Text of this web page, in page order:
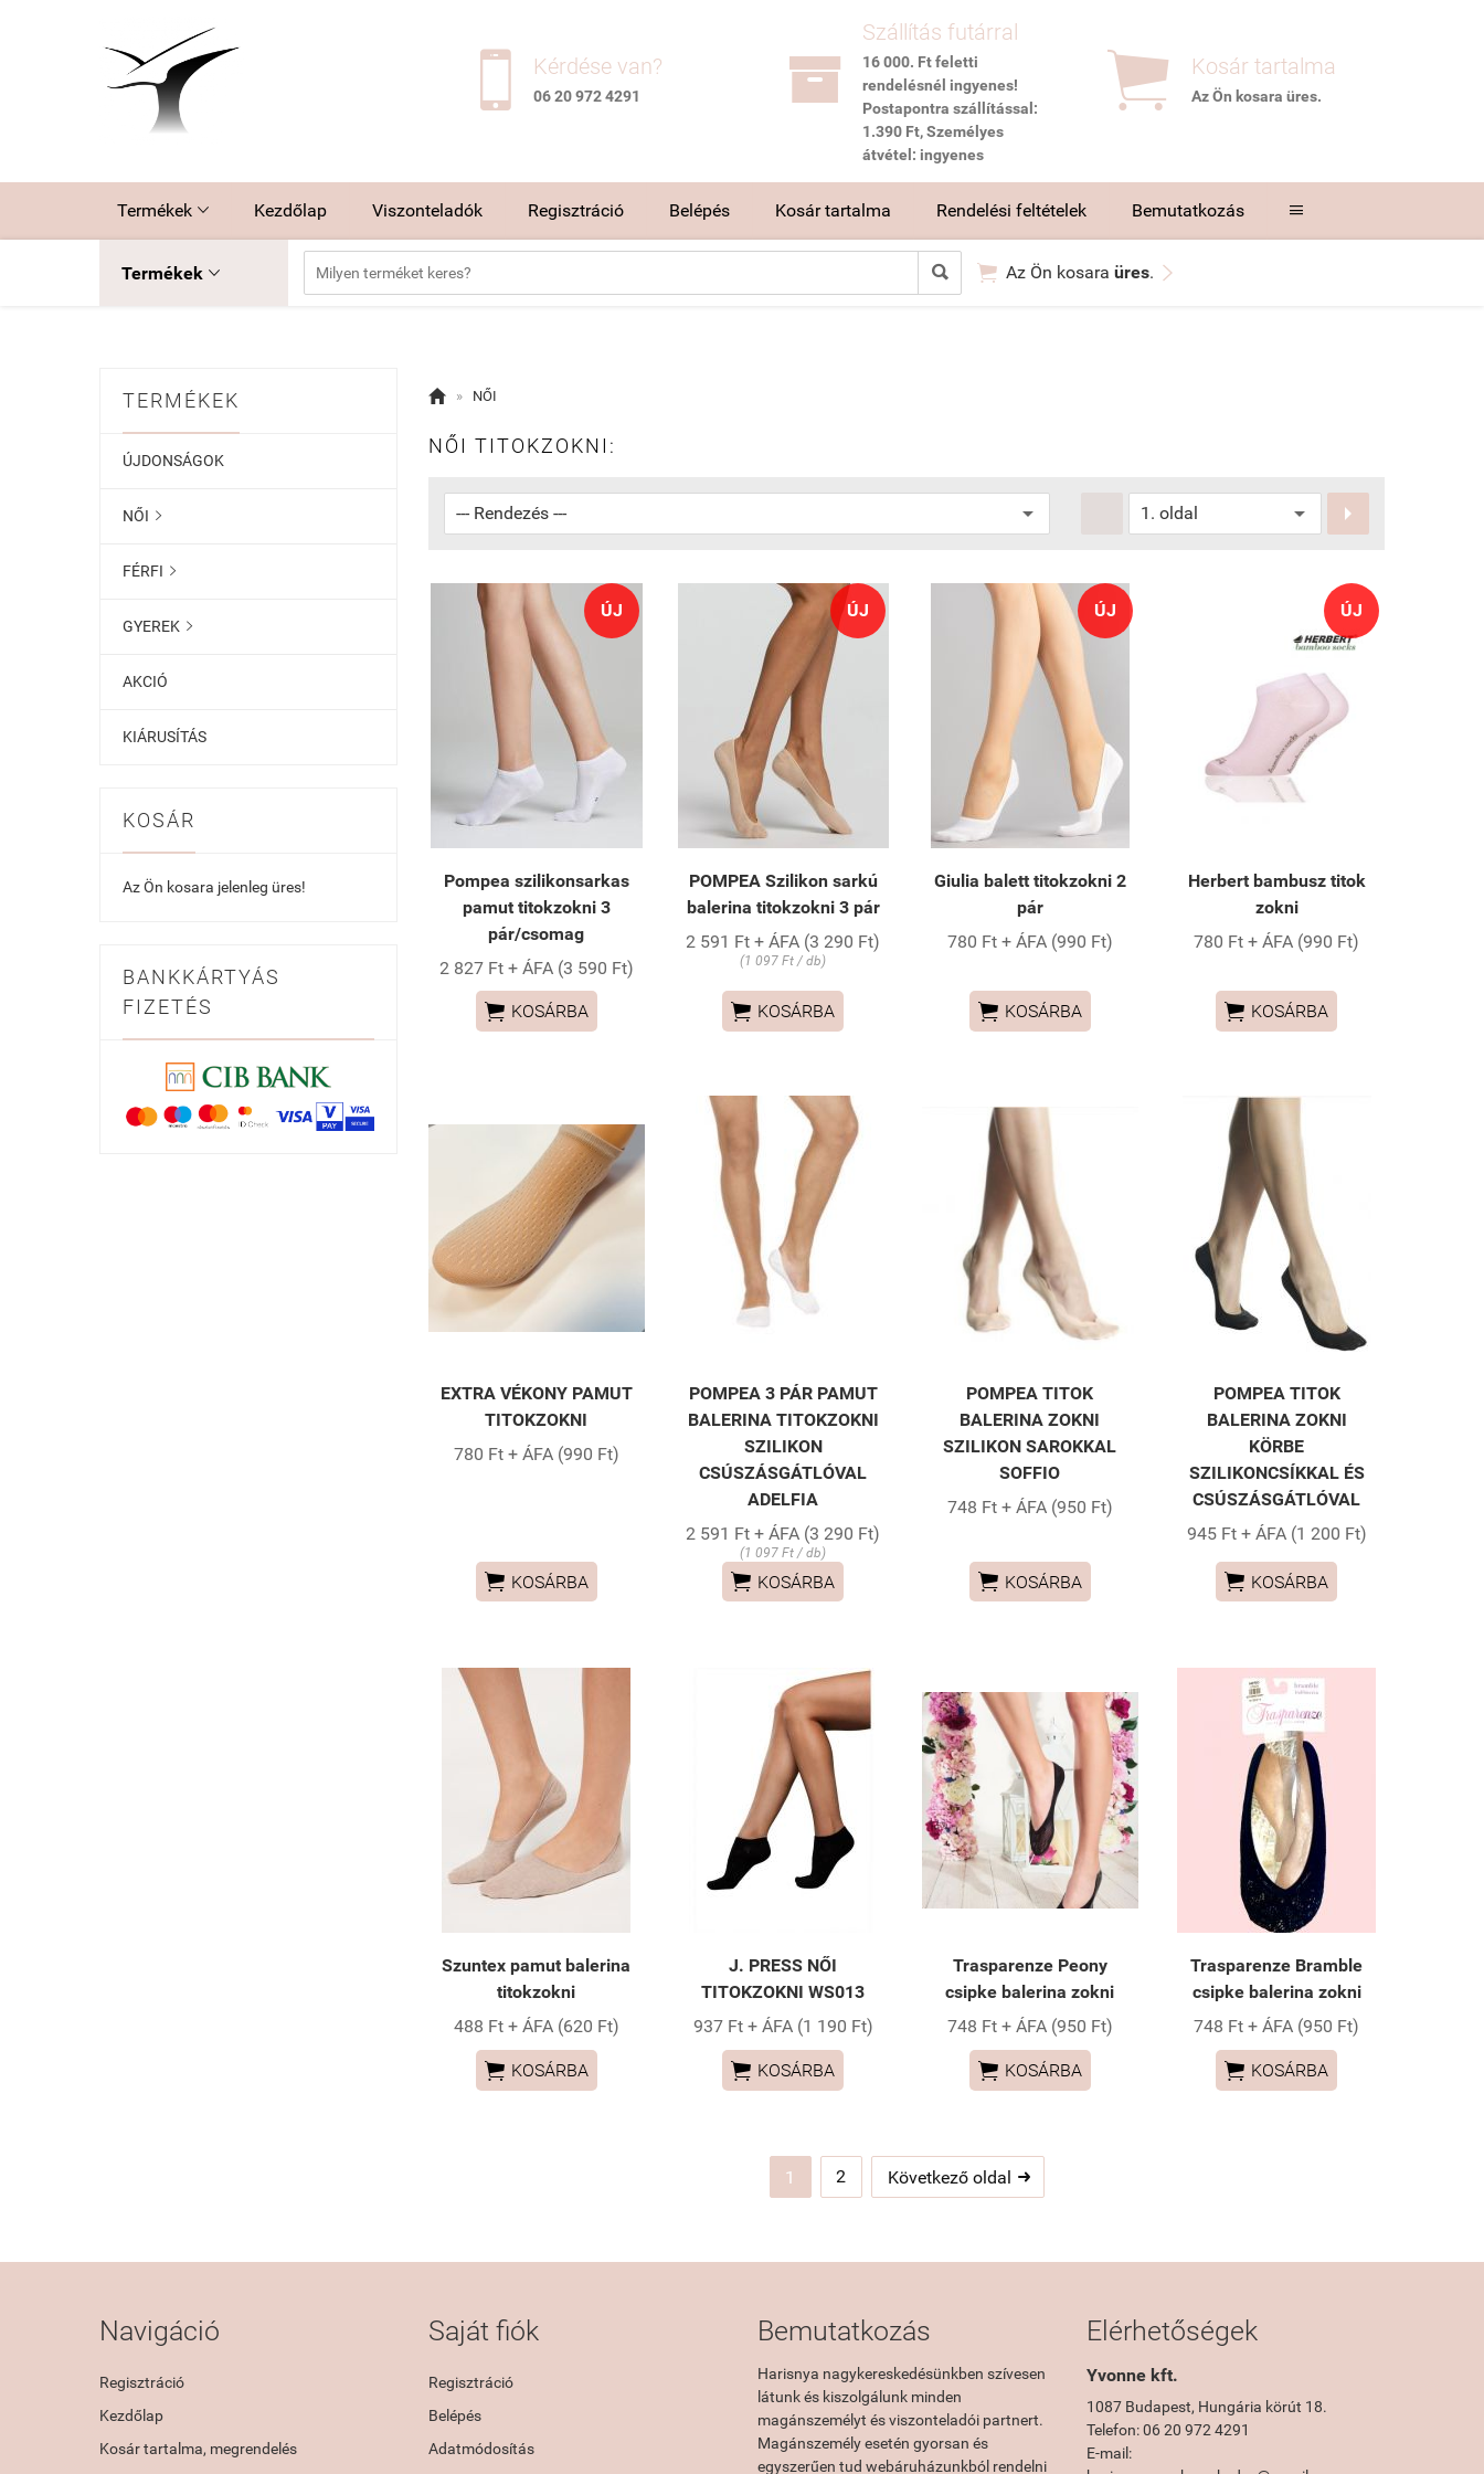
 Kérdése van?
06 20 972 4291 
Szállítás futárral
16 000. Ft feletti
rendelésnél ingyenes!
Postapontra szállítással:
1.390 Ft, Személyes
átvétel: ingyenes
 Kosár tartalma
Az Ön kosaraüres.
Termékek  Kezdőlap Viszonteladók Regisztráció Belépés Kosár tartalma Rendelési feltételek Bemutatkozás 
Termékek    Az Ön kosara üres. 
TERMÉKEK
ÚJDONSÁGOK
NŐI 
FÉRFI 
GYEREK 
AKCIÓ
KIÁRUSÍTÁS
KOSÁR
Az Ön kosara jelenleg üres!
BANKKÁRTYÁS
FIZETÉS
 » NŐI
NŐI TITOKZOKNI:

ÚJ
Pompea szilikonsarkas
pamut titokzokni 3
pár/csomag
2 827 Ft + ÁFA (3 590 Ft)
 KOSÁRBA
ÚJ
POMPEA Szilikon sarkú
balerina titokzokni 3 pár
2 591 Ft + ÁFA (3 290 Ft)
(1 097 Ft / db)
 KOSÁRBA
ÚJ
Giulia balett titokzokni 2
pár
780 Ft + ÁFA (990 Ft)
 KOSÁRBA
ÚJ
Herbert bambusz titok
zokni
780 Ft + ÁFA (990 Ft)
 KOSÁRBA
EXTRA VÉKONY PAMUT
TITOKZOKNI
780 Ft + ÁFA (990 Ft)
 KOSÁRBA
POMPEA 3 PÁR PAMUT
BALERINA TITOKZOKNI
SZILIKON
CSÚSZÁSGÁTLÓVAL
ADELFIA
2 591 Ft + ÁFA (3 290 Ft)
(1 097 Ft / db)
 KOSÁRBA
POMPEA TITOK
BALERINA ZOKNI
SZILIKON SAROKKAL
SOFFIO
748 Ft + ÁFA (950 Ft)
 KOSÁRBA
POMPEA TITOK
BALERINA ZOKNI
KÖRBE
SZILIKONCSÍKKAL ÉS
CSÚSZÁSGÁTLÓVAL
945 Ft + ÁFA (1 200 Ft)
 KOSÁRBA
Szuntex pamut balerina
titokzokni
488 Ft + ÁFA (620 Ft)
 KOSÁRBA
J. PRESS NŐI
TITOKZOKNI WS013
937 Ft + ÁFA (1 190 Ft)
 KOSÁRBA
Trasparenze Peony
csipke balerina zokni
748 Ft + ÁFA (950 Ft)
 KOSÁRBA
Trasparenze Bramble
csipke balerina zokni
748 Ft + ÁFA (950 Ft)
 KOSÁRBA
1 2 Következő oldal 
Navigáció
Regisztráció
Kezdőlap
Kosár tartalma, megrendelés
Saját fiók
Regisztráció
Belépés
Adatmódosítás
Bemutatkozás
Harisnya nagykereskedésünkben szívesen
látunk és kiszolgálunk minden
magánszemélyt és viszonteladói partnert.
Magánszemély esetén gyorsan és
egyszerűen tud webáruházunkból rendelni
Elérhetőségek
Yvonne kft.
1087 Budapest, Hungária körút 18.
Telefon: 06 20 972 4291
E-mail: